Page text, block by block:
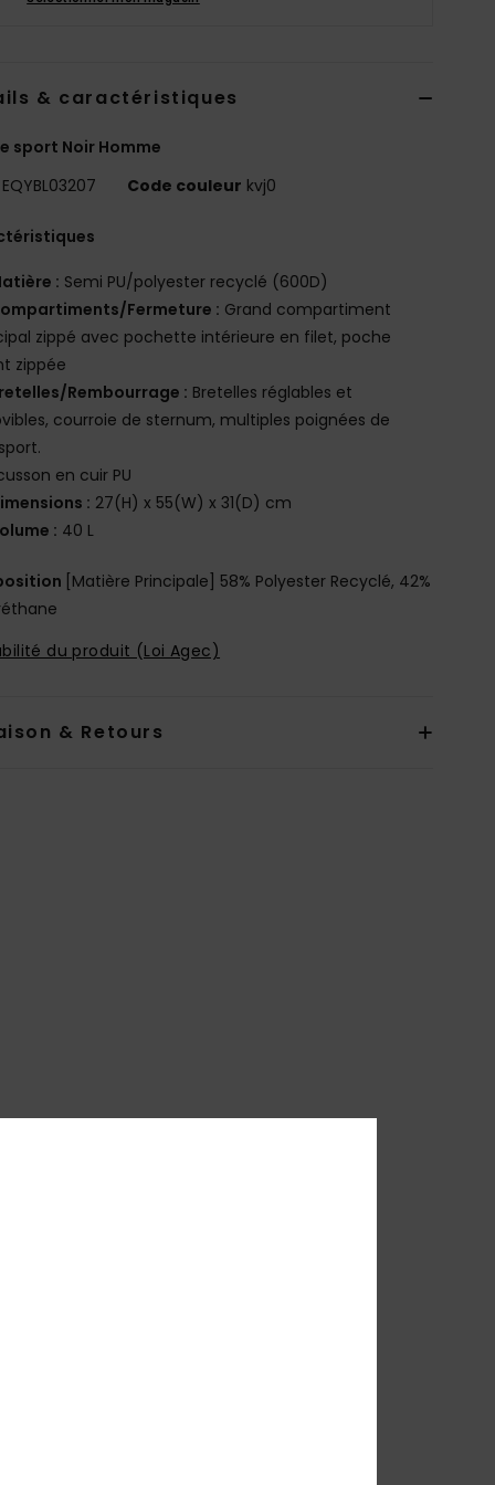
& caractéristiques
sport Noir Homme
EQYBL03207 Code couleur kvj0
: Semi PU/polyester recyclé (600D)
Fermeture : Grand compartiment
zippé avec pochette intérieure en filet, poche
zippée
Rembourrage : Bretelles réglables et
courroie de sternum, multiples poignées de
en cuir PU
: 27(H) x 55(W) x 31(D) cm
: 40 L
[Matière Principale] 58% Polyester Recyclé, 42%
du produit (Loi Agec)
& Retours